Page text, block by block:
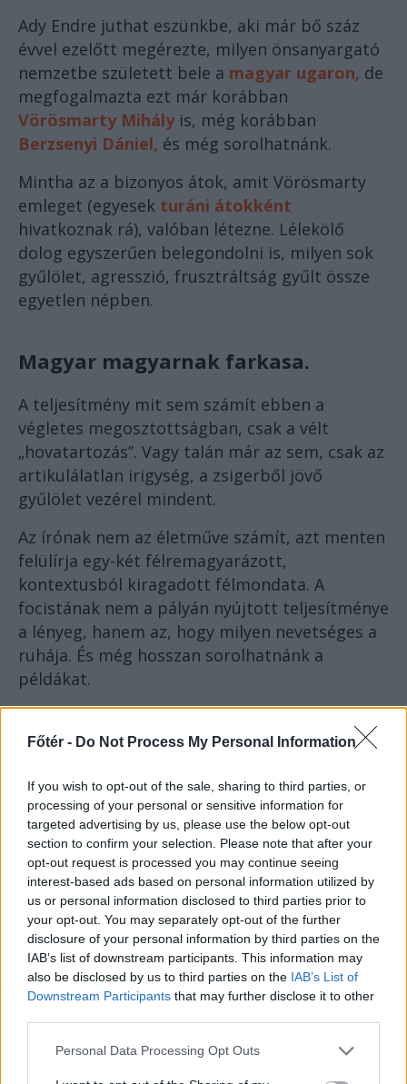
Főtér - Do Not Process My Personal Information
If you wish to opt-out of the sale, sharing to third parties, or
processing of your personal or sensitive information for
targeted advertising by us, please use the below opt-out
section to confirm your selection. Please note that after your
opt-out request is processed you may continue seeing
interest-based ads based on personal information utilized by
us or personal information disclosed to third parties prior to
your opt-out. You may separately opt-out of the further
disclosure of your personal information by third parties on the
IAB’s list of downstream participants. This information may
also be disclosed by us to third parties on the IAB’s List of
Downstream Participants that may further disclose it to other
Personal Data Processing Opt Outs
Ady Endre juthat eszünkbe, aki már bő száz
évvel ezelőtt megérezte, milyen önsanyargató
nemzetbe született bele a magyar ugaron, de
megfogalmazta ezt már korábban
Vörösmarty Mihályis, még korábban
Berzsenyi Dániel, és még sorolhatnánk.
Mintha az a bizonyos átok, amit Vörösmarty
emleget (egyesek turáni átokként
hivatkoznak rá), valóban létezne. Lélekölő
dolog egyszerűen belegondolni is, milyen sok
gyűlölet, agresszió, frusztráltság gyűlt össze
egyetlen népben.
Magyar magyarnak farkasa.
A teljesítmény mit sem számít ebben a
végletes megosztottságban, csak a vélt
„hovatartozás”. Vagy talán már az sem, csak az
artikulálatlan irigység, a zsigerből jövő
gyűlölet vezérel mindent.
Az írónak nem az életműve számít, azt menten
felülírja egy-két félremagyarázott,
kontextusból kiragadott félmondata. A
focistának nem a pályán nyújtott teljesítménye
a lényeg, hanem az, hogy milyen nevetséges a
ruhája. És még hosszan sorolhatnánk a
példákat.
– a szabadság hamis álcája mögé rejtve
erdélyi szerkesztőségek megszűnjenek,
akkor is ez a megosztottság, ez a
gyűlölet, ez a gonoszság dolgozik.
Korábban hittem benne, hogy lehet középen
maradni, meg lehet békíteni a két oldalt, át
lehet beszélni a dolgokat, és lehet normálisan
élni.
Ma már ebben nem hiszek.